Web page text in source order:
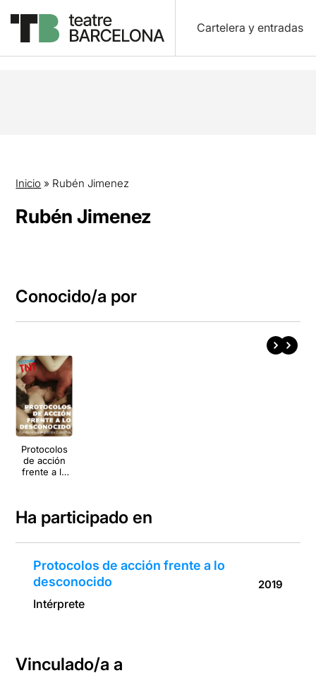
Cartelera y entradas
Inicio » Rubén Jimenez
Rubén Jimenez
Conocido/a por
Protocolos
de acción
frente a lo
Ha participado en
Protocolos de acción frente a lo
desconocido
Intérprete
2019
Vinculado/a a